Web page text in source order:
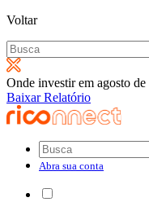
Voltar
Pesquisar
por:
Onde investir em agosto
Baixar Relatório
Abra sua conta